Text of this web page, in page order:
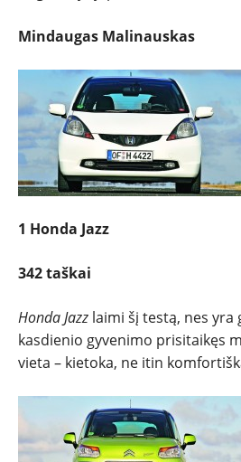
Mindaugas Malinauskas
1 Honda Jazz
342 taškai
Honda Jazz laimi šį testą, nes yra
kasdienio gyvenimo prisitaikęs
vieta – kietoka, ne itin